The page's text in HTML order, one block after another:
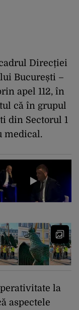
Direcției
București –
apel 112, în
că în grupul
din Sectorul 1
medical.
la
aspectele